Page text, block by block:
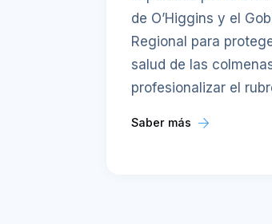
de O’Higgins y el
Regional para
salud de las
profesionalizar el
Saber más